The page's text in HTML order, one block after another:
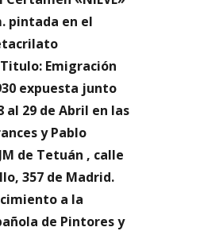
pintada en el
Emigración
expuesta junto
al 29 de Abril en las
y Pablo
de Tetuán , calle
357 de Madrid.
a la
de Pintores y